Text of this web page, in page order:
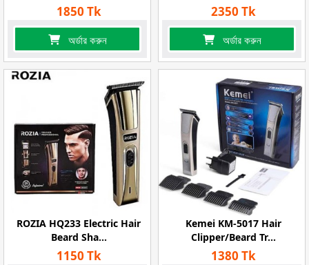
1850 Tk
অর্ডার করুন
2350 Tk
অর্ডার করুন
ROZIA HQ233 Electric Hair
Beard Sha...
1150 Tk
Kemei KM-5017 Hair
Clipper/Beard Tr...
1380 Tk